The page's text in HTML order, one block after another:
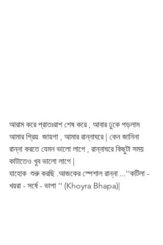
আরাম করে প্রাতঃরাশ শেষ করে , আবার ঢুকে পড়লাম
আমার প্রিয়  জায়গা , আমার রান্নাঘরে | কেন জানিনা
রান্না করতে যেমন ভালো লাগে , রান্নাঘরে কিছুটা সময়
কাটাতেও খুব ভালো লাগে |
যাহোক  শুরু করছি .আজকের স্পেশাল রান্না ...''কটিলা -
খয়রা - সর্ষে - ভাপা '' (Khoyra Bhapa)|